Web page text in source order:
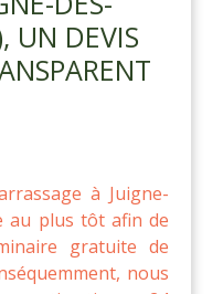
UN DEVIS
à Juigne-
au plus tôt afin de
gratuite de
nous